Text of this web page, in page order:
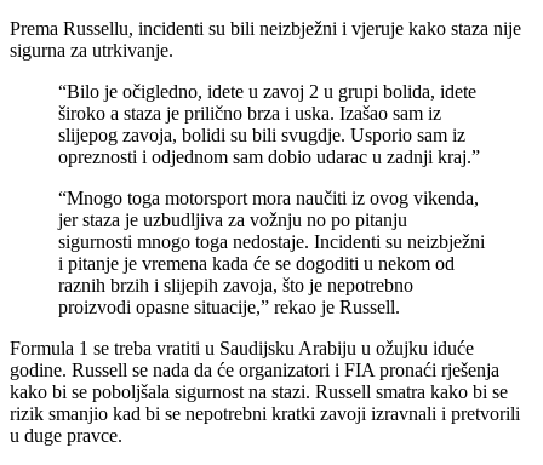
Prema Russellu, incidenti su bili neizbježni i vjeruje kako staza nije
sigurna za utrkivanje.
“Bilo je očigledno, idete u zavoj 2 u grupi bolida, idete
široko a staza je prilično brza i uska. Izašao sam iz
slijepog zavoja, bolidi su bili svugdje. Usporio sam iz
opreznosti i odjednom sam dobio udarac u zadnji kraj.”
“Mnogo toga motorsport mora naučiti iz ovog vikenda,
jer staza je uzbudljiva za vožnju no po pitanju
sigurnosti mnogo toga nedostaje. Incidenti su neizbježni
i pitanje je vremena kada će se dogoditi u nekom od
raznih brzih i slijepih zavoja, što je nepotrebno
proizvodi opasne situacije,” rekao je Russell.
Formula 1 se treba vratiti u Saudijsku Arabiju u ožujku iduće
godine. Russell se nada da će organizatori i FIA pronaći rješenja
kako bi se poboljšala sigurnost na stazi. Russell smatra kako bi se
rizik smanjio kad bi se nepotrebni kratki zavoji izravnali i pretvorili
u duge pravce.